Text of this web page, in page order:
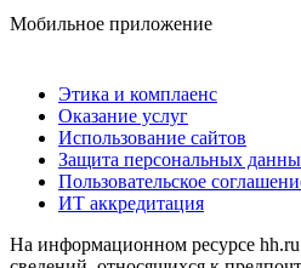
Мобильное приложение
Этика и комплаенс
Оказание услуг
Использование сайтов
Защита персональных
Пользовательское
ИТ аккредитация
На информационном ресурсе hh.ru